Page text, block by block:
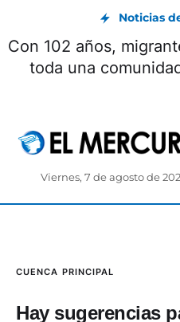
Noticias
con Milei concluyó
seis acuerdos
Viernes, 7 de agosto de
CUENCA PRINCIPAL
Hay sugerencias